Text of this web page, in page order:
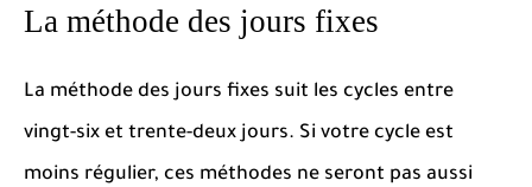
La méthode des jours fixes
La méthode des jours fixes suit les cycles entre
vingt-six et trente-deux jours. Si votre cycle est
moins régulier, ces méthodes ne seront pas aussi